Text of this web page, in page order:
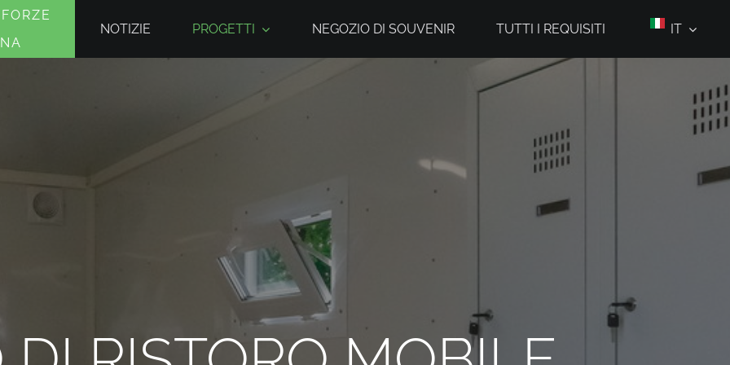
NOTIZIE PROGETTI NEGOZIO DI SOUVENIR TUTTI I REQUISITI IT